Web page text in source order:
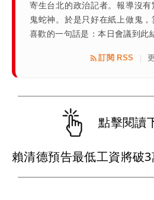
寄生台北的政治記者。報導沒
鬼蛇神。於是只好在紙上做鬼
喜歡的一句話是：本日會議到此
訂閱 RSS |
點擊閱讀